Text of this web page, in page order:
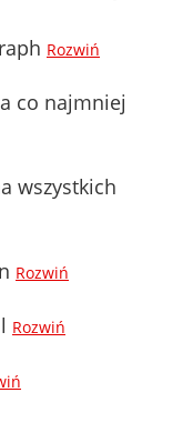
Rozwiń
co najmniej
wszystkich
Rozwiń
Rozwiń